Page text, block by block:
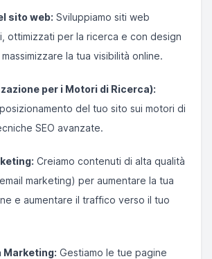
sito web: Sviluppiamo siti web
ottimizzati per la ricerca e con design
la tua visibilità online.
per i Motori di Ricerca):
del tuo sito sui motori di
SEO avanzate.
Creiamo contenuti di alta qualità
marketing) per aumentare la tua
e aumentare il traffico verso il tuo
Marketing: Gestiamo le tue pagine